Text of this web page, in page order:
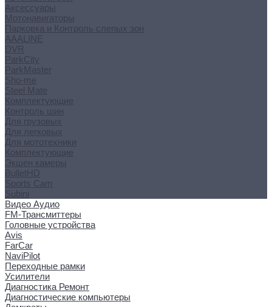
Аксессуары
Мотонавигаторы
Парковка и Контроль слепых зон
AAALINE
DVR
ParkCity
ParkMaster
Sho-me
Steel Mate
Комплектующие
Контроль шин
Для грузовых
Для легковых
Для мототехники
Комплектующие
Экшен камеры
BulletHD
Sports Cam
Subini
Видео Аудио
FM-Трансмиттеры
Головные устройства
Avis
FarCar
NaviPilot
Переходные рамки
Усилители
Диагностика Ремонт
Диагностические компьютеры